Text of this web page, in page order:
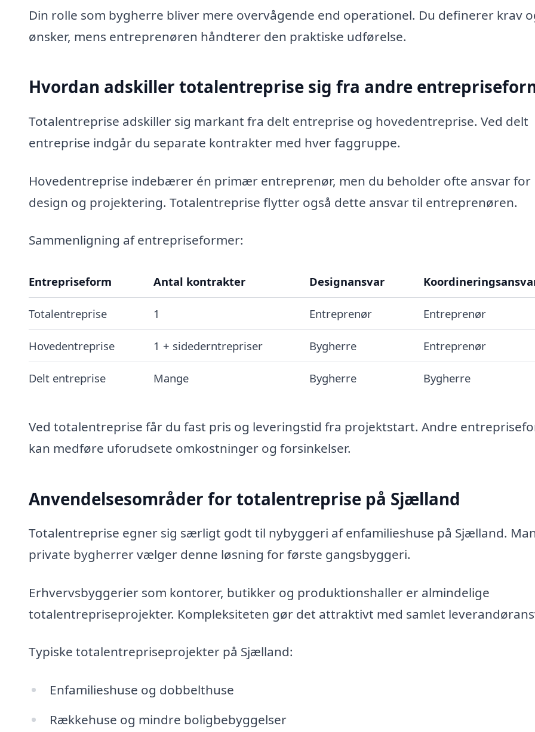
Din rolle som bygherre bliver mere overvågende end operationel. Du definerer krav
ønsker, mens entreprenøren håndterer den praktiske udførelse.
Hvordan adskiller totalentreprise sig fra andre
Totalentreprise adskiller sig markant fra delt entreprise og hovedentreprise. Ved delt
entreprise indgår du separate kontrakter med hver faggruppe.
Hovedentreprise indebærer én primær entreprenør, men du beholder ofte ansvar for
design og projektering. Totalentreprise flytter også dette ansvar til entreprenøren.
Sammenligning af entrepriseformer:
Entrepriseform Antal kontrakter Designansvar
Totalentreprise 1 Entreprenør Entreprenør
Hovedentreprise 1 + sidederntrepriser Bygherre Entreprenør
Delt entreprise Mange Bygherre Bygherre
Ved totalentreprise får du fast pris og leveringstid fra projektstart. Andre
kan medføre uforudsete omkostninger og forsinkelser.
Anvendelsesområder for totalentreprise på Sjælland
Totalentreprise egner sig særligt godt til nybyggeri af enfamilieshuse på Sjælland.
private bygherrer vælger denne løsning for første gangsbyggeri.
Erhvervsbyggerier som kontorer, butikker og produktionshaller er almindelige
totalentrepriseprojekter. Kompleksiteten gør det attraktivt med samlet
Typiske totalentrepriseprojekter på Sjælland:
Enfamilieshuse og dobbelthuse
Rækkehuse og mindre boligbebyggelser